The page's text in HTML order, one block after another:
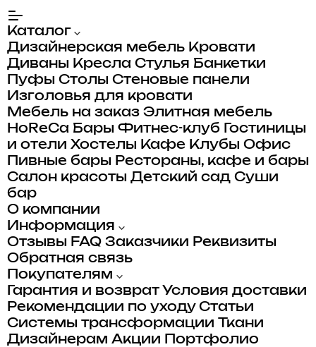
Каталог
Дизайнерская мебель Кровати
Диваны Кресла Стулья Банкетки
Пуфы Столы Стеновые панели
Изголовья для кровати
Мебель на заказ Элитная мебель
HoReCa Бары Фитнес-клуб
Гостиницы
и отели Хостелы Кафе Клубы Офис
Пивные бары Рестораны, кафе и бары
Салон красоты Детский сад Суши
бар
О компании
Информация
Отзывы FAQ Заказчики Реквизиты
Обратная связь
Покупателям
Гарантия и возврат Условия доставки
Рекомендации по уходу Статьи
Системы трансформации
Ткани
Дизайнерам Акции
Портфолио